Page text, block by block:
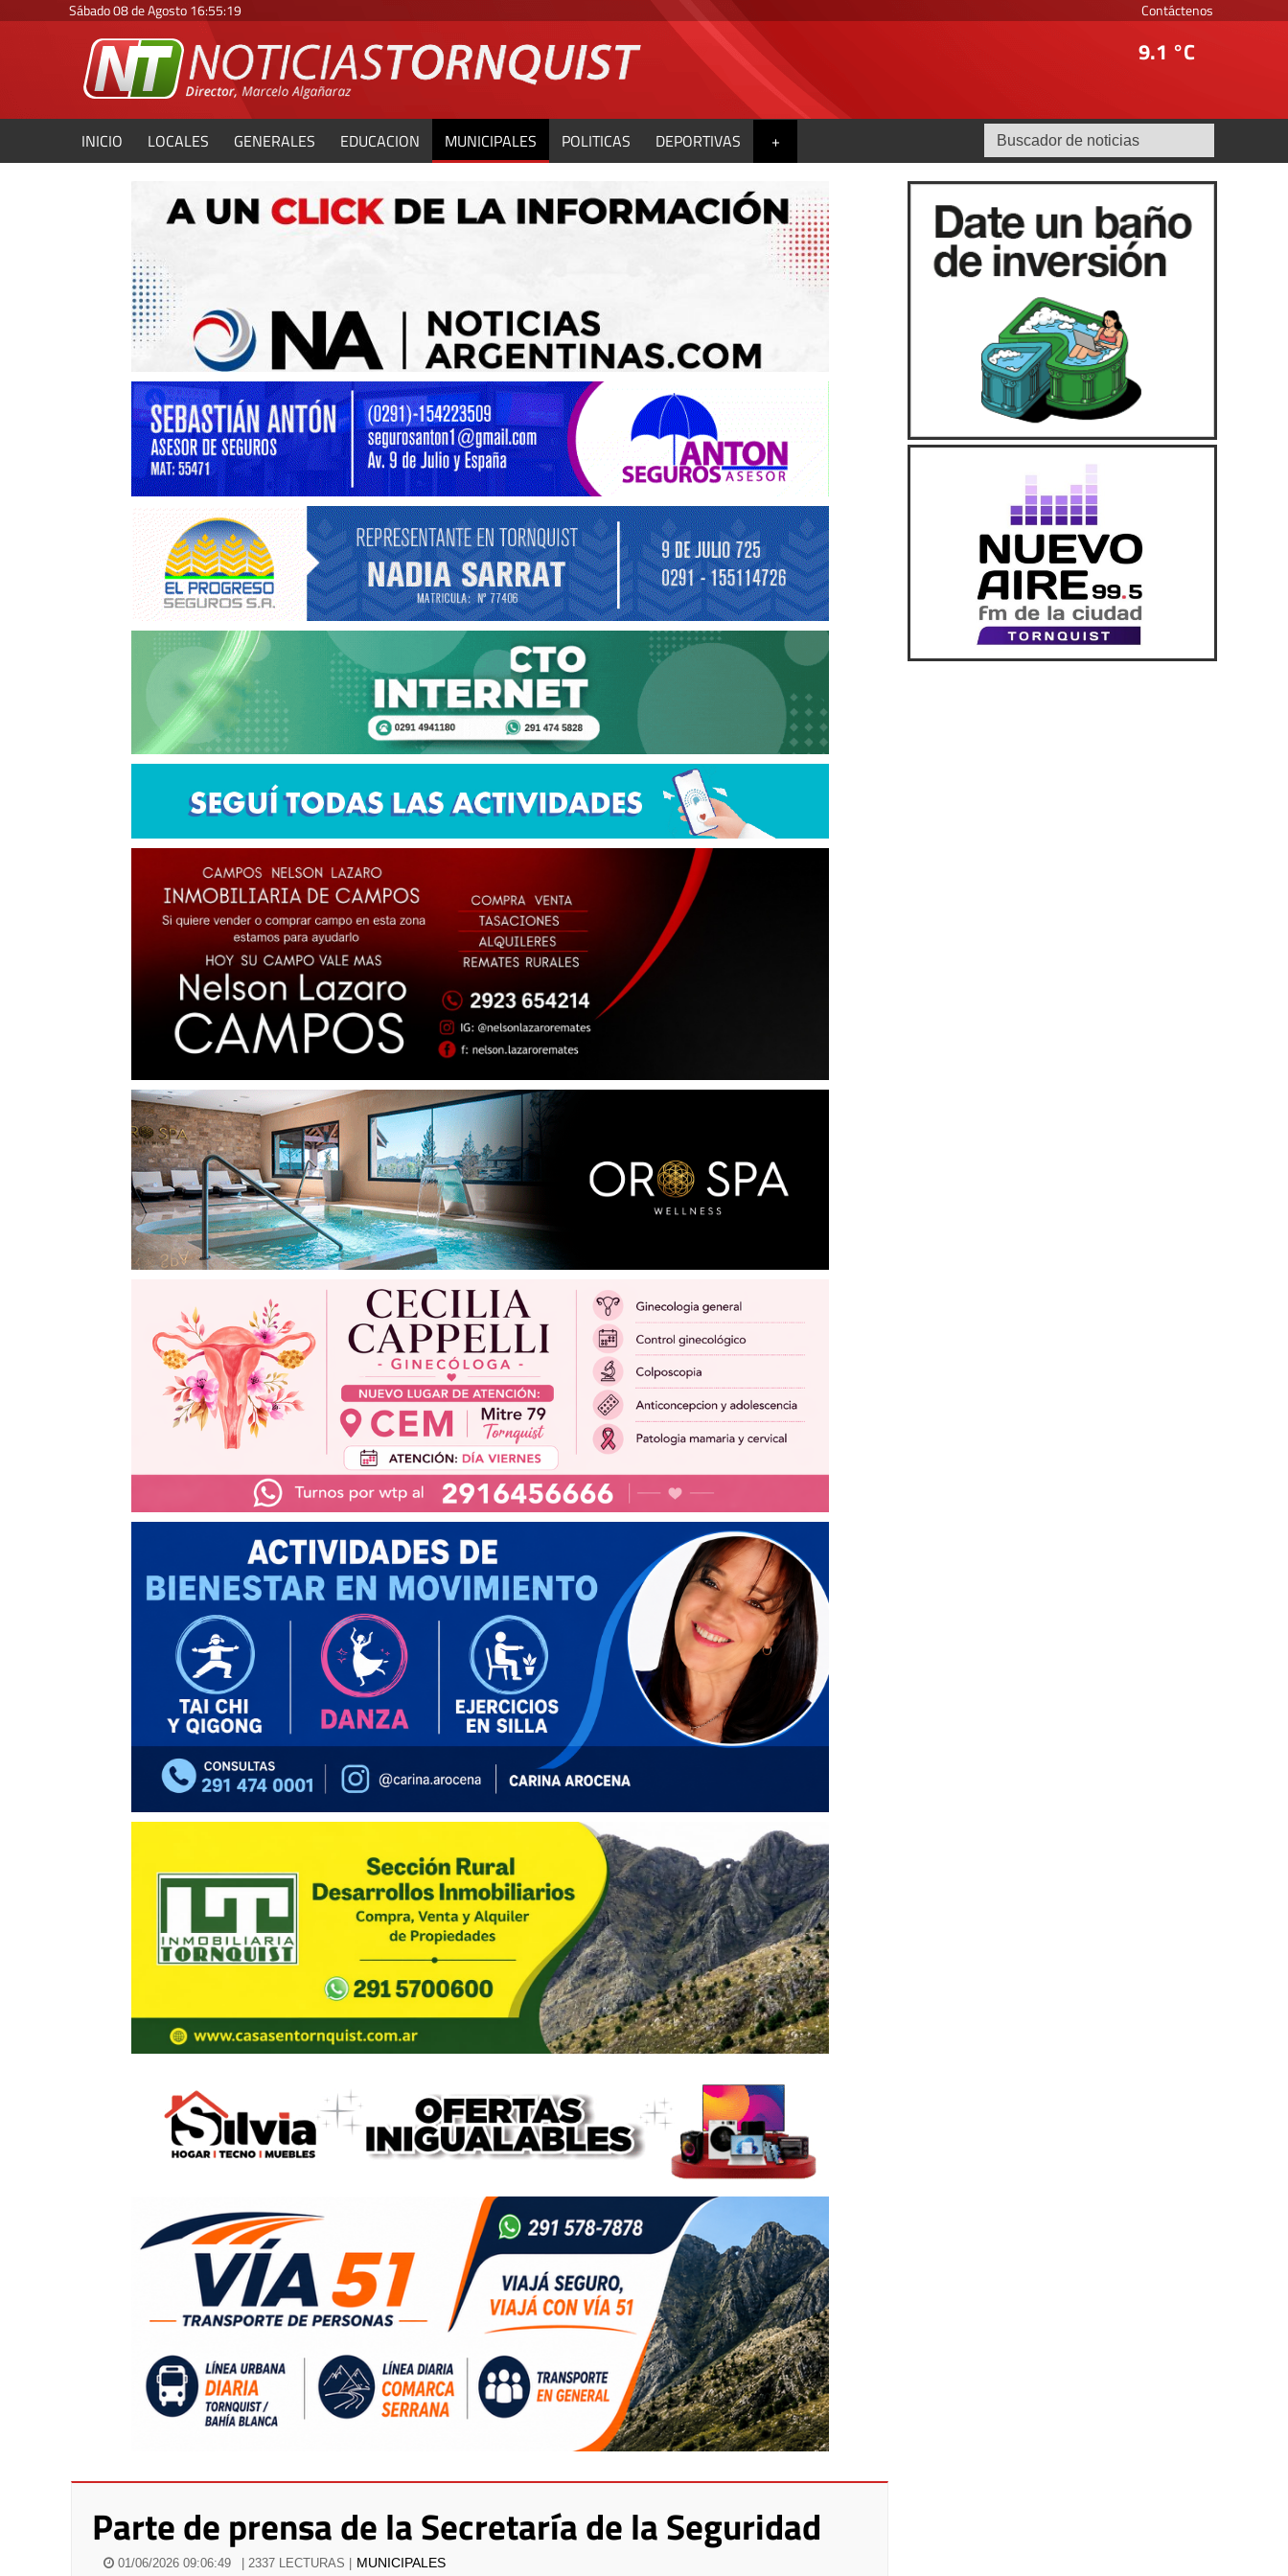
Sábado 08 de Agosto16:55:21 Contáctenos
9.1 °C
INICIO LOCALES GENERALES EDUCACION MUNICIPALES POLITICAS DEPORTIVAS +
Parte de prensa de la Secretaría de la Seguridad
01/06/2026 09:06:49 | 2337 LECTURAS | MUNICIPALES